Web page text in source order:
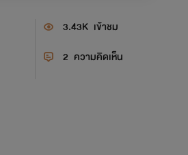
3.43K เข้าชม
2 ความคิดเห็น